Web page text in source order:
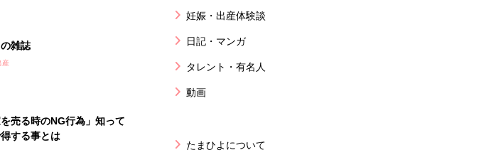
雑誌
産
を売る時のNG行為」知って
する事とは
妊娠・出産体験談
日記・マンガ
タレント・有名人
動画
たまひよについて